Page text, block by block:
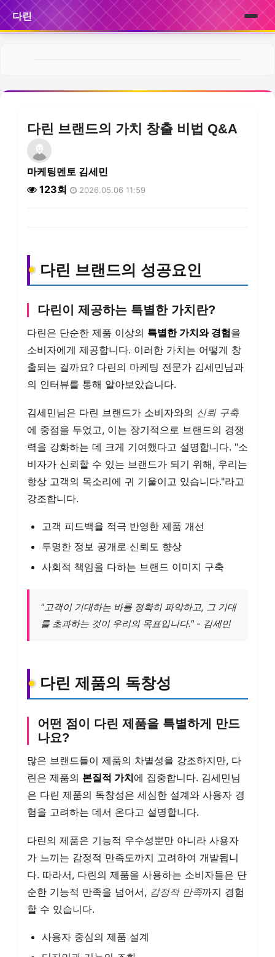
다린
서비스
후기
다린 브랜드의 가치 창출 비법 Q&A
마케팅멘토 김세민
123회
2026.05.06 11:59
다린 브랜드의 성공요인
다린이 제공하는 특별한 가치란?
다린은 단순한 제품 이상의 특별한 가치와 경험을
소비자에게 제공합니다. 이러한 가치는 어떻게 창
출되는 걸까요? 다린의 마케팅 전문가 김세민님과
의 인터뷰를 통해 알아보았습니다.
김세민님은 다린 브랜드가 소비자와의 신뢰 구축
에 중점을 두었고, 이는 장기적으로 브랜드의 경쟁
력을 강화하는 데 크게 기여했다고 설명합니다. "소
비자가 신뢰할 수 있는 브랜드가 되기 위해, 우리는
항상 고객의 목소리에 귀 기울이고 있습니다."라고
강조합니다.
고객 피드백을 적극 반영한 제품 개선
투명한 정보 공개로 신뢰도 향상
사회적 책임을 다하는 브랜드 이미지 구축
"고객이 기대하는 바를 정확히 파악하고, 그 기대
를 초과하는 것이 우리의 목표입니다." - 김세민
다린 제품의 독창성
어떤 점이 다린 제품을 특별하게 만드
나요?
많은 브랜드들이 제품의 차별성을 강조하지만, 다
린은 제품의 본질적 가치에 집중합니다. 김세민님
은 다린 제품의 독창성은 세심한 설계와 사용자 경
험을 고려하는 데서 온다고 설명합니다.
다린의 제품은 기능적 우수성뿐만 아니라 사용자
가 느끼는 감정적 만족도까지 고려하여 개발됩니
다. 따라서, 다린의 제품을 사용하는 소비자들은 단
순한 기능적 만족을 넘어서, 감정적 만족까지 경험
할 수 있습니다.
사용자 중심의 제품 설계